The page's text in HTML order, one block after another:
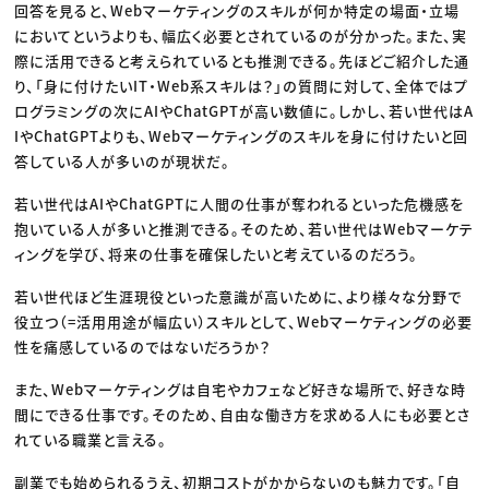
回答を見ると、Webマーケティングのスキルが何か特定の場面・立場
においてというよりも、幅広く必要とされているのが分かった。また、実
際に活用できると考えられているとも推測できる。先ほどご紹介した通
り、「身に付けたいIT・Web系スキルは？」の質問に対して、全体ではプ
ログラミングの次にAIやChatGPTが高い数値に。しかし、若い世代はA
IやChatGPTよりも、Webマーケティングのスキルを身に付けたいと回
答している人が多いのが現状だ。
若い世代はAIやChatGPTに人間の仕事が奪われるといった危機感を
抱いている人が多いと推測できる。そのため、若い世代はWebマーケテ
ィングを学び、将来の仕事を確保したいと考えているのだろう。
若い世代ほど生涯現役といった意識が高いために、より様々な分野で
役立つ（=活用用途が幅広い）スキルとして、Webマーケティングの必要
性を痛感しているのではないだろうか？
また、Webマーケティングは自宅やカフェなど好きな場所で、好きな時
間にできる仕事です。そのため、自由な働き方を求める人にも必要とさ
れている職業と言える。
副業でも始められるうえ、初期コストがかからないのも魅力です。「自